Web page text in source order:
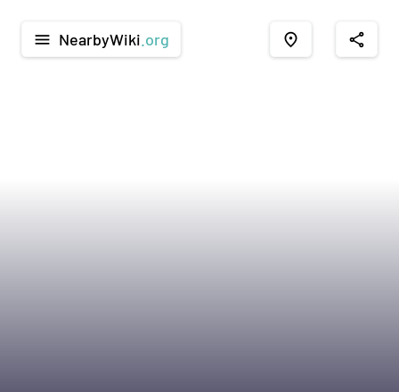
menu NearbyWiki .org place share